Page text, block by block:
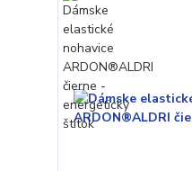
Používame cookies aby sme
stránky súhlasíte s
Nastavenia